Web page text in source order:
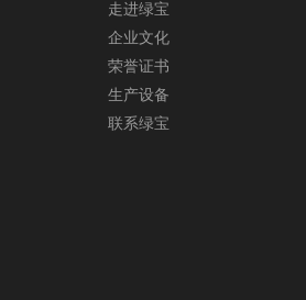
走进绿宝
企业文化
荣誉证书
生产设备
联系绿宝